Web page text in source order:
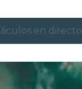
en directo